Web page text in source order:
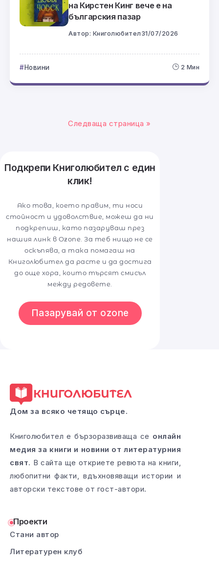
на Кирстен Кинг вече е на
българския пазар
Автор: Книголюбител 31/07/2026
Новини 2 Мин
Следваща страница »
Подкрепи Книголюбител с един
клик!
Ако това, което правим, ти носи
стойност и удоволствие, можеш да ни
подкрепиш, като пазаруваш през
нашия линк в Ozone. За теб нищо не се
оскъпява, а така помагаш на
Книголюбител да расте и да достига
до още хора, които търсят смисъл
между редовете.
Пазарувай от ozone
Дом за всяко четящо сърце.
Книголюбител е бързоразвиваща се онлайн
медия за книги и новини от литературния
свят. В сайта ще откриете ревюта на книги,
любопитни факти, вдъхновяващи истории и
авторски текстове от гост-автори.
Проекти
Стани автор
Литературен клуб